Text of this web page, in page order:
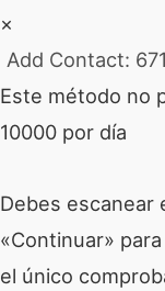
×
Add Contact:
Este método no
10000 por día
Debes escanear
«Continuar»
el único